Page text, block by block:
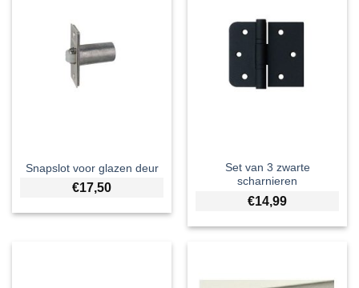
Snapslot voor glazen deur
€17,50
Set van 3 zwarte
scharnieren
€14,99